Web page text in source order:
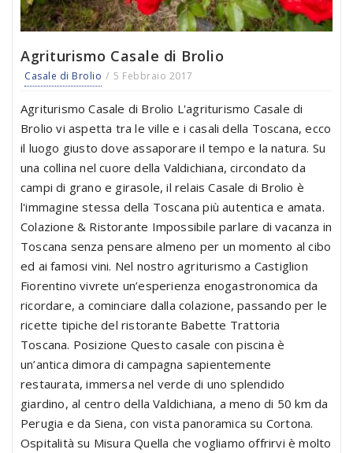
Agriturismo Casale di Brolio
Casale di Brolio 5 Febbraio 2017
Agriturismo Casale di Brolio L'agriturismo Casale di
Brolio vi aspetta tra le ville e i casali della Toscana, ecco
il luogo giusto dove assaporare il tempo e la natura. Su
una collina nel cuore della Valdichiana, circondato da
campi di grano e girasole, il relais Casale di Brolio è
l'immagine stessa della Toscana più autentica e amata.
Colazione & Ristorante Impossibile parlare di vacanza in
Toscana senza pensare almeno per un momento al cibo
ed ai famosi vini. Nel nostro agriturismo a Castiglion
Fiorentino vivrete un’esperienza enogastronomica da
ricordare, a cominciare dalla colazione, passando per le
ricette tipiche del ristorante Babette Trattoria
Toscana. Posizione Questo casale con piscina è
un’antica dimora di campagna sapientemente
restaurata, immersa nel verde di uno splendido
giardino, al centro della Valdichiana, a meno di 50 km da
Perugia e da Siena, con vista panoramica su Cortona.
Ospitalità su Misura Quella che vogliamo offrirvi è molto